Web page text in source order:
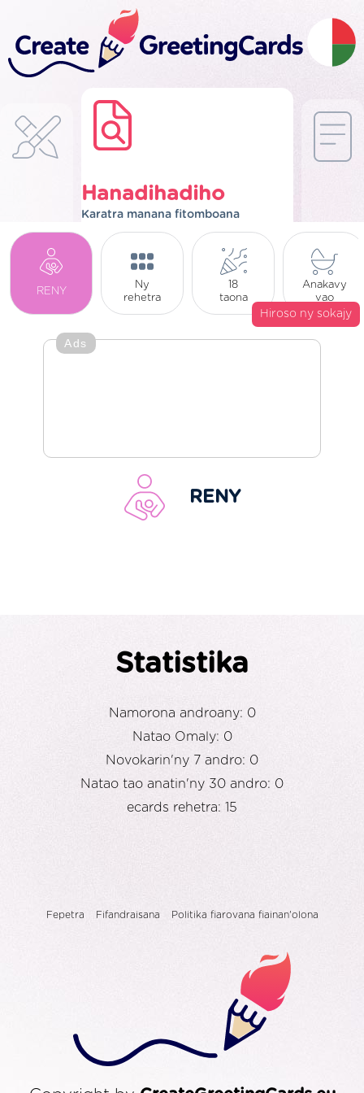
Hanadihadiho
Karatra manana fitomboana
RENY
Ny
rehetra
18
taona
Anakavy
vao
Hiroso ny sokajy
Ads
RENY
Statistika
Namorona androany: 0
Natao Omaly: 0
Novokarin'ny 7 andro: 0
Natao tao anatin'ny 30 andro: 0
ecards rehetra: 15
Fepetra Fifandraisana Politika fiarovana fiainan'olona